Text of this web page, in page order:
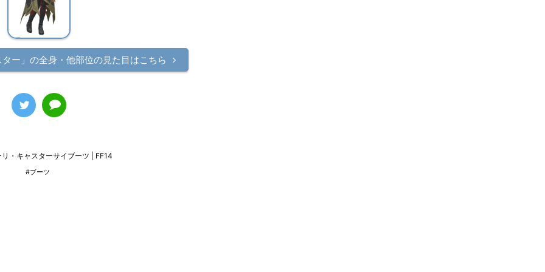
ター」の全身・他部位の見た目はこちら
リ・キャスターサイブーツ | FF14
#ブーツ